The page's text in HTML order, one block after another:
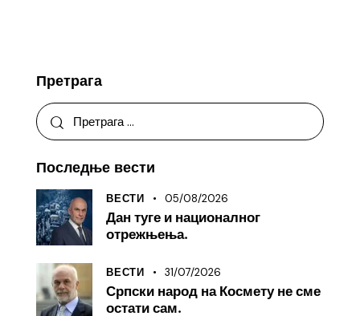
Претрага
Последње вести
ВЕСТИ 05/08/2026
Дан туге и националног
отрежњења.
ВЕСТИ 31/07/2026
Српски народ на Космету не сме
остати сам.